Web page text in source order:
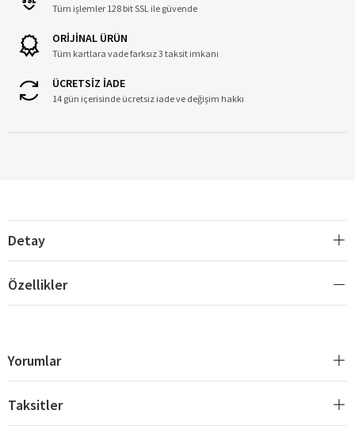
Tüm işlemler 128 bit SSL ile güvende
ORİJİNAL ÜRÜN
Tüm kartlara vade farksız 3 taksit imkanı
ÜCRETSİZ İADE
14 gün içerisinde ücretsiz iade ve değişim hakkı
Detay
Özellikler
Yorumlar
Taksitler